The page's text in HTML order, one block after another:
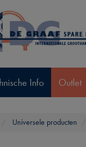
Info Outlet
Universele producten